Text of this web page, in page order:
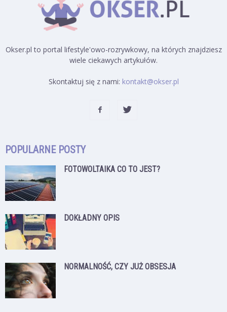
Okser.pl to portal lifestyle'owo-rozrywkowy, na których znajdziesz
wiele ciekawych artykułów.
Skontaktuj się z nami: kontakt@okser.pl
POPULARNE POSTY
FOTOWOLTAIKA CO TO JEST?
DOKŁADNY OPIS
NORMALNOŚĆ, CZY JUŻ OBSESJA